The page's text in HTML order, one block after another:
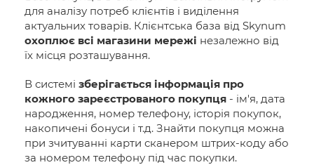
для аналізу потреб клієнтів і виділення
актуальних товарів. Клієнтська база від Skynum
охоплює всі магазини мережі незалежно від
їх місця розташування.
В системі зберігається інформація про
кожного зареєстрованого покупця - ім'я, дата
народження, номер телефону, історія покупок,
накопичені бонуси і т.д. Знайти покупця можна
при зчитуванні карти сканером штрих-коду або
за номером телефону під час покупки.